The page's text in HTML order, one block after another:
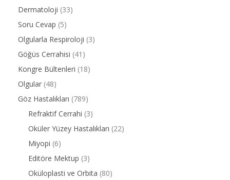
Dermatoloji (33)
Soru Cevap (5)
Olgularla Respiroloji (3)
Göğüs Cerrahisi (41)
Kongre Bültenleri (18)
Olgular (48)
Göz Hastalıkları (789)
Refraktif Cerrahi (3)
Oküler Yüzey Hastalıkları (22)
Miyopi (6)
Editöre Mektup (3)
Oküloplasti ve Orbita (80)